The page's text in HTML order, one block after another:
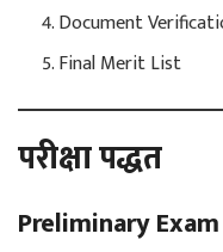
Document
Final Merit List
परीक्षा पद्धत
Preliminary Exam